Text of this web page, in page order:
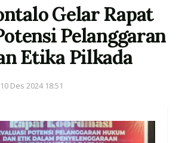
Gelar Rapat
Pelanggaran
Etika Pilkada
10 Des 2024 18:51